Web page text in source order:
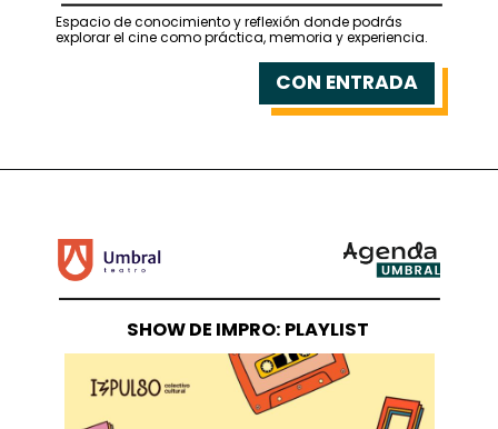
Espacio de conocimiento y reflexión donde podrás
explorar el cine como práctica, memoria y experiencia.
CON ENTRADA
SHOW DE IMPRO: PLAYLIST